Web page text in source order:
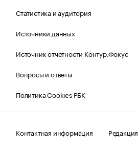
Статистика и аудитория
Источники данных
Источник отчетности Контур.Фокус
Вопросы и ответы
Политика Cookies РБК
Контактная информация
Редакция